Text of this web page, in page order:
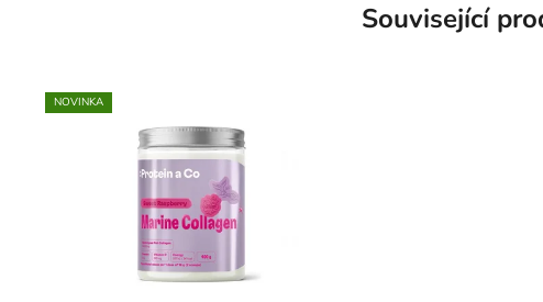
Související
NOVINKA